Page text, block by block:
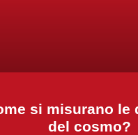
si misurano le
del cosmo?